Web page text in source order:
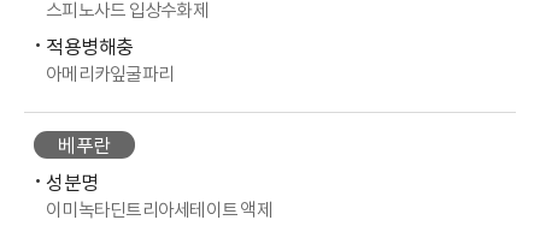
스피노사드 입상수화제
적용병해충
아메리카잎굴파리
베푸란
성분명
이미녹타딘트리아세테이트 액제